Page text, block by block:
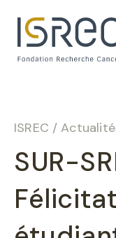
ISREC /
SUR-